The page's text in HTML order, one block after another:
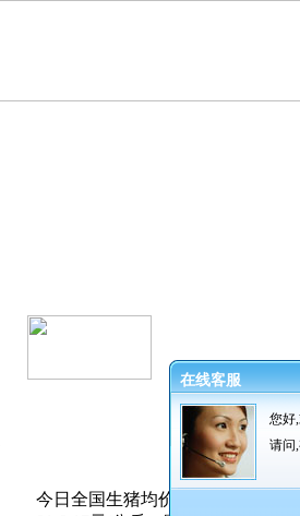
发布者：
今日全国生猪均价为14.70元/公斤
在线客服
您好
请问